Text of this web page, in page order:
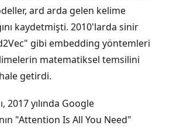
ard arda gelen kelime
kaydetmişti. 2010'larda sinir
gibi embedding yöntemleri
matematiksel temsilini
getirdi.
2017 yılında Google
"Attention Is All You Need"